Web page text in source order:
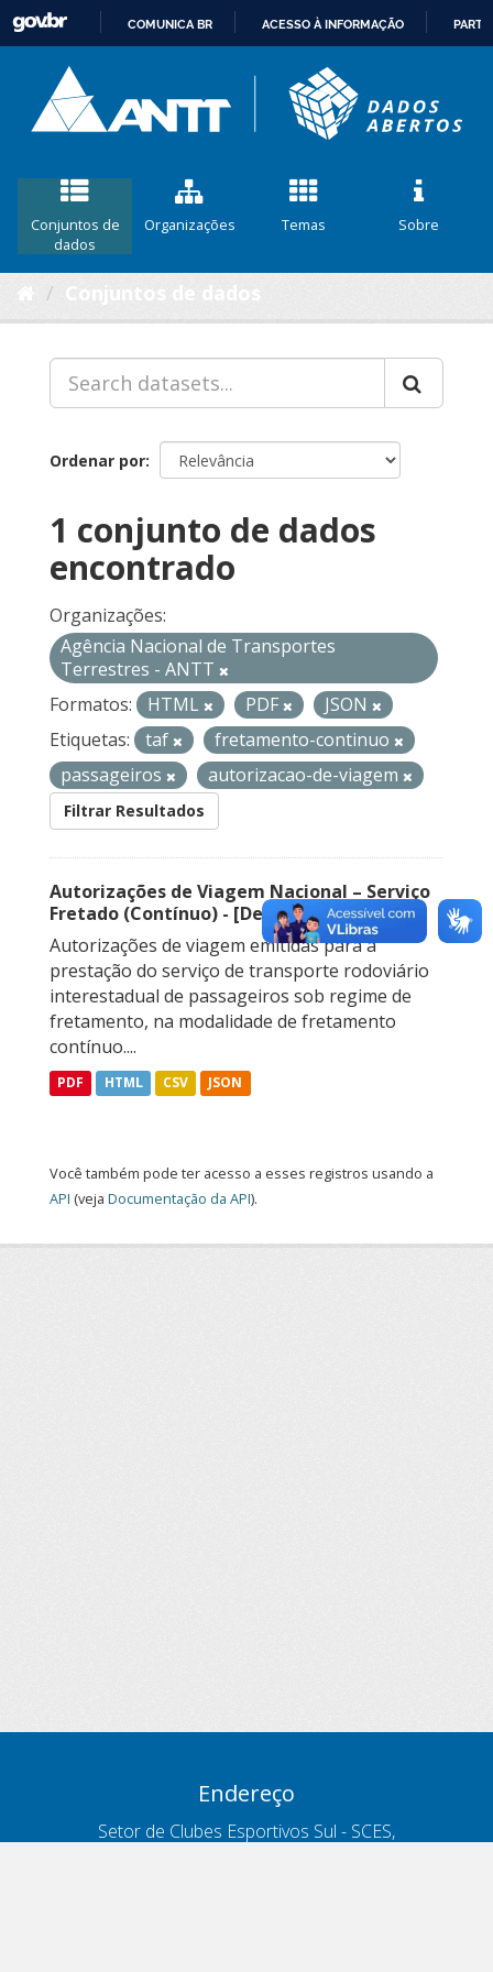
CONTEÚDO
COMUNICA BR ACESSO À INFORMAÇÃO
Conjuntos de
dados
Organizações Temas Sobre
Ordenar por
1 conjunto de dados
encontrado
Organizações:
Agência Nacional de Transportes
Terrestres - ANTT
Formatos:
HTML PDF
JSON
Etiquetas:
taf
fretamento-continuo
passageiros
autorizacao-de-viagem
Filtrar Resultados
Autorizações de Viagem Nacional – Serviço
Fretado (Contínuo) - [Descontinuado]
Autorizações de viagem emitidas para a
prestação do serviço de transporte rodoviário
interestadual de passageiros sob regime de
fretamento, na modalidade de fretamento
contínuo....
PDF HTML CSV JSON
Você também pode ter acesso a esses registros usando a
API (veja Documentação da API).
Endereço
Setor de Clubes Esportivos Sul - SCES,